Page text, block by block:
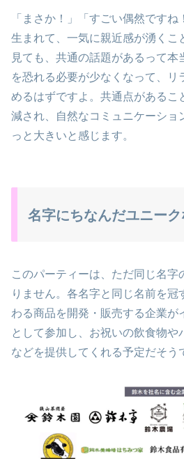
「まさか！」「すごい偶然です
生まれて、一気に親近感が湧くこ
見ても、共通の話題があるって本
を恐れる必要が少なくなって、リ
めるはずですよ。共通点があるこ
減され、自然なコミュニケーショ
っと大きいと感じます。
名字にちなんだユニー
このパーティーは、ただ同じ名字
りません。各名字と同じ名前を冠
わる商品を開発・販売する企業が
として参加し、お祝いの飲食物
などを提供してくれる予定だそう